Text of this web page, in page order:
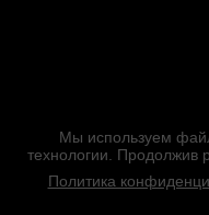
Мы используем
технологии. Продолжив
Политика